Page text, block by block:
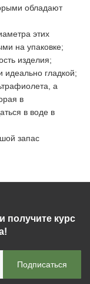
обладают
этих
на упаковке;
изделия;
идеально гладкой;
а
в
в воде в
запас
получите курс